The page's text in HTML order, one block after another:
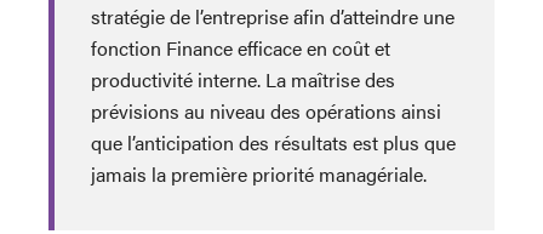
stratégie de l’entreprise afin d’atteindre une
fonction Finance efficace en coût et
productivité interne. La maîtrise des
prévisions au niveau des opérations ainsi
que l’anticipation des résultats est plus que
jamais la première priorité managériale.